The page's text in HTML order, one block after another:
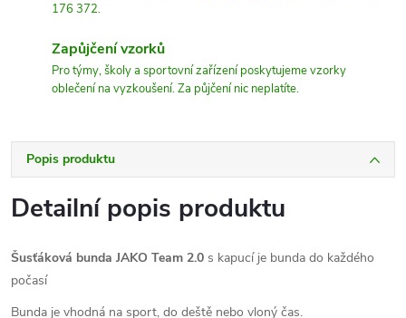
176 372.
Zapůjčení vzorků
Pro týmy, školy a sportovní zařízení poskytujeme vzorky
oblečení na vyzkoušení. Za půjčení nic neplatíte.
Popis produktu
Detailní popis produktu
Šusťáková bunda JAKO Team 2.0 s kapucí je bunda do každého
počasí
Bunda je vhodná na sport, do deště nebo vloný čas.